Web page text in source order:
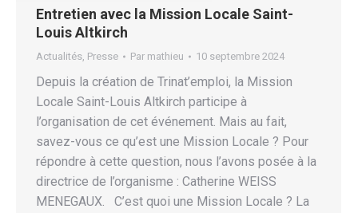
Entretien avec la Mission Locale Saint-
Louis Altkirch
Actualités, Presse Par mathieu 10 septembre 2024
Depuis la création de Trinat’emploi, la Mission
Locale Saint-Louis Altkirch participe à
l’organisation de cet événement. Mais au fait,
savez-vous ce qu’est une Mission Locale ? Pour
répondre à cette question, nous l’avons posée à la
directrice de l’organisme : Catherine WEISS
MENEGAUX. C’est quoi une Mission Locale ? La